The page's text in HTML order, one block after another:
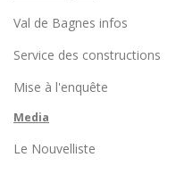
Val de Bagnes infos
Service des constructions
Mise à l'enquête
Media
Le Nouvelliste